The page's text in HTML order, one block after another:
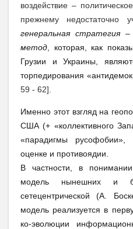
воздействие –
прежнему недостаточно
генеральная стратегия
метод, которая, как
Грузии и Украины,
торпедирования
59 - 62].
Именно этот взгляд на
США (+ «коллективного
«парадигмы
оценке и противоядии.
В частности, в понимании
модель нынешних и
сетецентрической (А.
модель реализуется в
ко-эволюции